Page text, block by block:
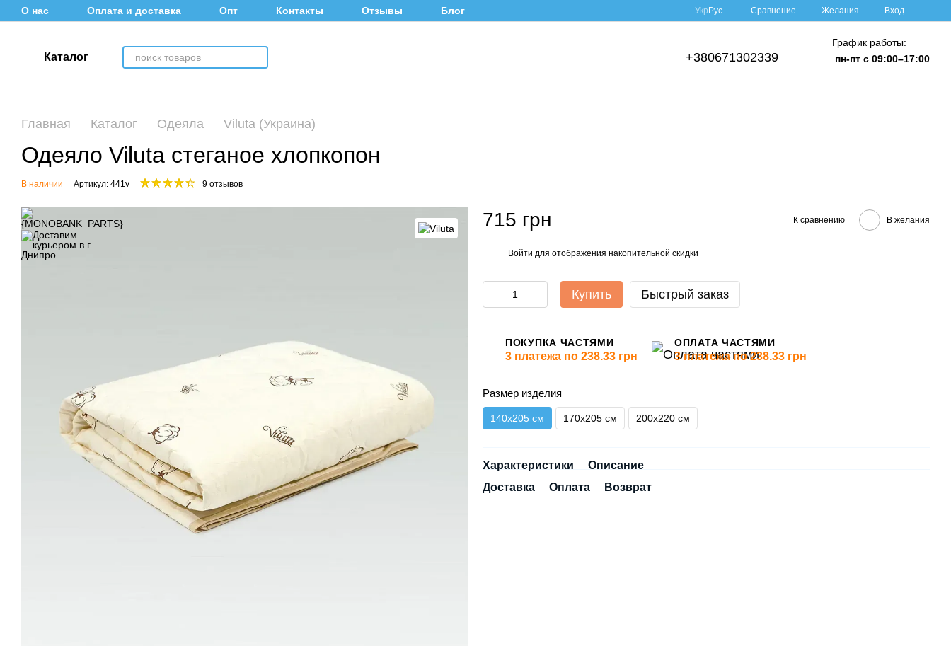
Перейти к основному контенту
О нас Оплата и доставка Опт Контакты Отзывы
Блог
Информация для покупателей
Укр Рус Сравнение Желания Вход
Каталог +380671302339
График работы:
пн-пт с 09:00–17:00
Главная Каталог Одеяла Viluta (Украина)
Одеяло Viluta стеганое хлопкопон
В наличии Артикул: 441v 9 отзывов
715 грн К сравнению В желания
Войти для отображения накопительной скидки
Купить Быстрый заказ
ПОКУПКА ЧАСТЯМИ
3 платежа по 238.33 грн
ОПЛАТА ЧАСТЯМИ
3 платежа по 238.33 грн
Размер изделия
140х205 см 170х205 см 200х220 см
Характеристики
Описание
Доставка
Оплата Возврат